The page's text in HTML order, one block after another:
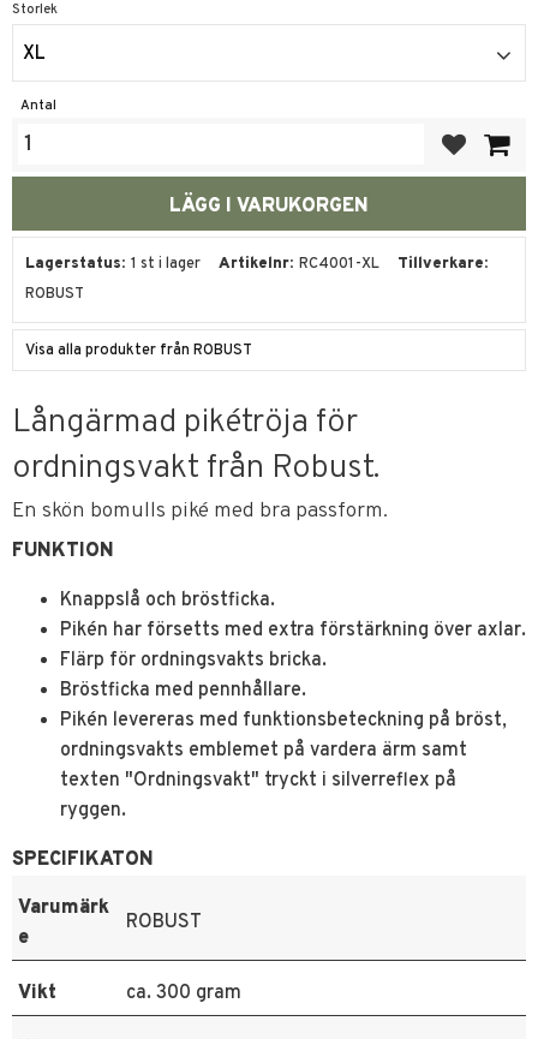
Storlek
XL
Antal
Lagerstatus 1 st i lager Artikelnr RC4001-XL
Tillverkare
ROBUST
Visa alla produkter från ROBUST
Långärmad pikétröja för
ordningsvakt från Robust.
En skön bomulls piké med bra passform.
FUNKTION
Knappslå och bröstficka.
Pikén har försetts med extra förstärkning över axlar.
Flärp för ordningsvakts bricka.
Bröstficka med pennhållare.
Pikén levereras med funktionsbeteckning på bröst,
ordningsvakts emblemet på vardera ärm samt
texten "Ordningsvakt" tryckt i silverreflex på
ryggen.
SPECIFIKATON
Varumärk
e
ROBUST
Vikt ca. 300 gram